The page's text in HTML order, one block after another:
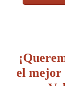
el mejor